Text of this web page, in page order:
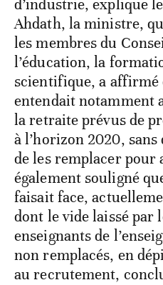
d’industrie, explique
Ahdath, la ministre,
les membres du
l’éducation, la
scientifique, a affirmé
entendait notamment
la retraite prévus de
à l’horizon 2020,
de les remplacer pour
également souligné
faisait face,
dont le vide laissé par
enseignants de
non remplacés, en
au recrutement,